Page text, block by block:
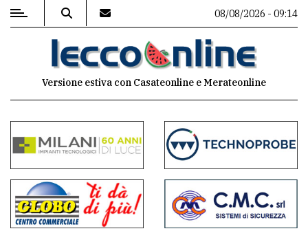
MENU
commenti
Contenuti
del
sito
08/08/2026 - 09:14
Versione estiva con Casateonline e Merateonline